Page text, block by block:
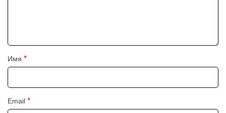
Имя *
Email *